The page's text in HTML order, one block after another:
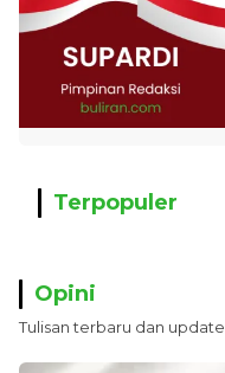
Terpopuler
Opini
Tulisan terbaru dan update